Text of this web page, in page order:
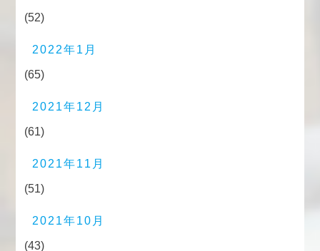
(52)
2022年1月
(65)
2021年12月
(61)
2021年11月
(51)
2021年10月
(43)